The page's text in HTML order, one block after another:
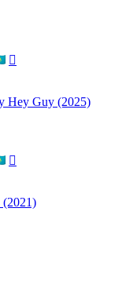
Hey Guy (2025)
(2021)